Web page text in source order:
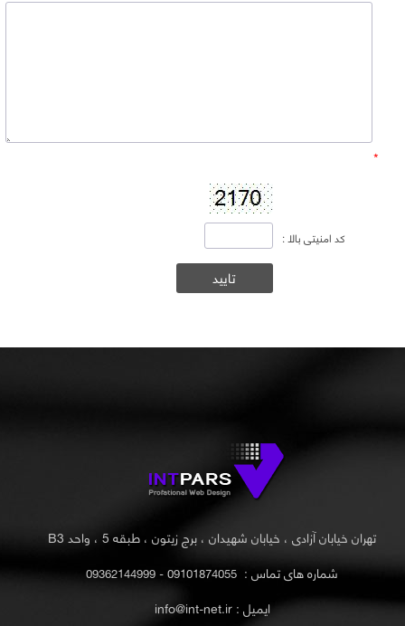
*
کد امنیتی بالا :
تهران خیابان آزادی ، خیابان شهیدان ، برج زیتون ، طبقه 5 ، واحد B3
شماره های تماس :
ایمیل : info@int-net.ir